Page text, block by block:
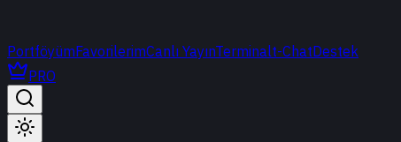
PortföyümFavorilerimCanlı YayınTerminalt-ChatDestek
PRO